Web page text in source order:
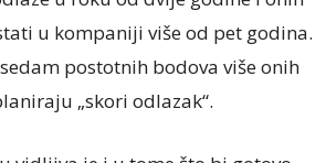
u kompaniji više od pet godina.
postotnih bodova više onih
„skori odlazak“.